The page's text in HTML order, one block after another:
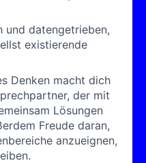
und datengetrieben,
existierende
Denken macht dich
der mit
Lösungen
Freude daran,
anzueignen,